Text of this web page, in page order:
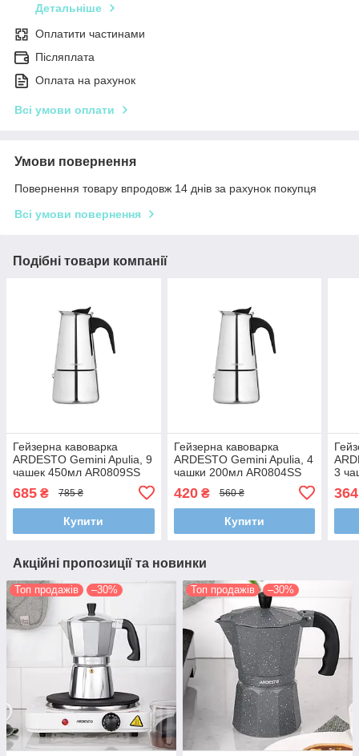
Детальніше
Оплатити частинами
Післяплата
Оплата на рахунок
Всі умови оплати
Умови повернення
Повернення товару впродовж 14 днів за рахунок покупця
Всі умови повернення
Подібні товари компанії
Гейзерна кавоварка
ARDESTO Gemini Apulia, 9
чашек 450мл AR0809SS
685 ₴ 785 ₴
Купити
Гейзерна кавоварка
ARDESTO Gemini Apulia, 4
чашки 200мл AR0804SS
420₴ 560 ₴
Купити
3
364
Акційні пропозиції та новинки
Топ продажів –30% Топ продажів –30%